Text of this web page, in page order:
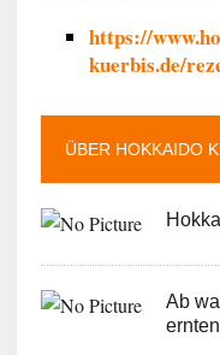
https://
kuerbis.de/
ÜBER HOKKAIDO
Ab
ernten